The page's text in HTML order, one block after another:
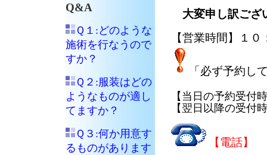
Q&A
Ｑ１:どのような
施術を行なうので
すか？
Ｑ２:服装はどの
ようなものが適し
てますか？
Ｑ３:何か用意す
るものがあります
大変申し訳ござ
【営業時間】１
「必ず予約し
【当日の予約受
【翌日以降の受
【電話】